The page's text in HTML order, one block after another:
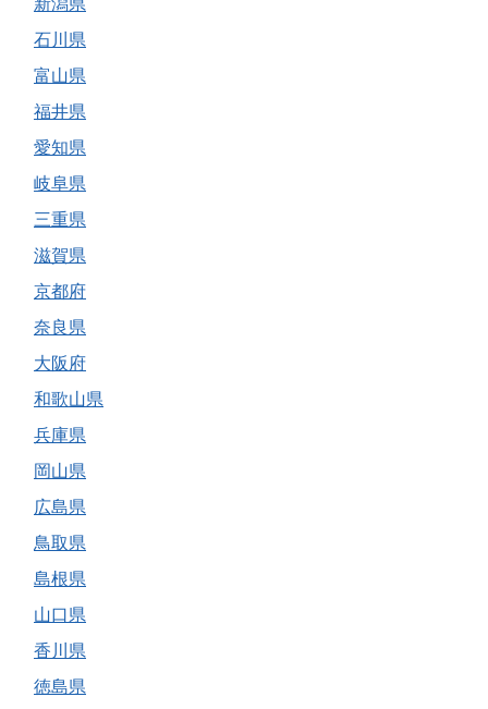
新潟県
石川県
富山県
福井県
愛知県
岐阜県
三重県
滋賀県
京都府
奈良県
大阪府
和歌山県
兵庫県
岡山県
広島県
鳥取県
島根県
山口県
香川県
徳島県